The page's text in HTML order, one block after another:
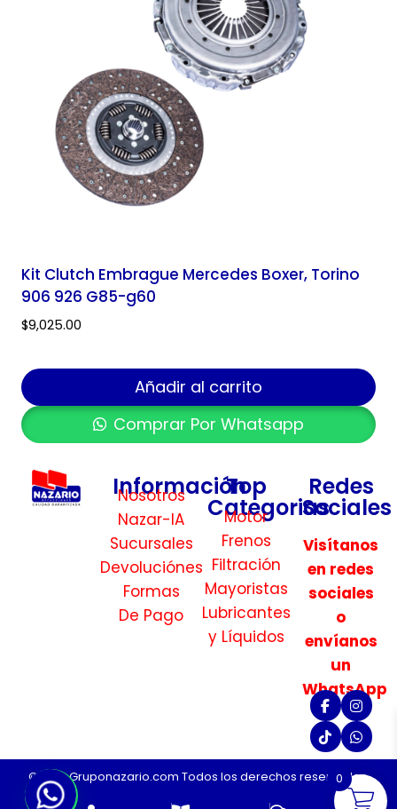
Kit Clutch Embrague Mercedes Boxer, Torino
906 926 G85-g60
$9,025.00
Añadir al carrito
Comprar Por Whatsapp
Información
Nosotros
Nazar-IA
Sucursales
Devoluciónes
Formas
De Pago
Top
Categorias
Motor
Frenos
Filtración
Mayoristas
Lubricantes
y Líquidos
Redes
Sociales
Visítanos
en redes
sociales
o
envíanos
un
WhatsApp
©2026 Gruponazario.com Todos los derechos reservados.
0